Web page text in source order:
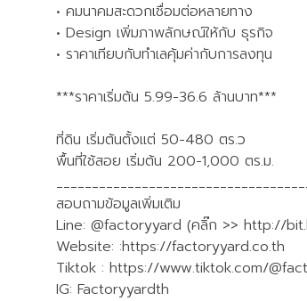
• คมนาคมสะดวกเชื่อมต่อหลายทาง
• Design เพิ่มภาพลักษณ์ให้กับ ธุรกิจ
• ราคาเทียบกับทำเลคุ้มค่ากับการลงทุน
***ราคาเริ่มต้น 5.99-36.6 ล้านบาท***
ที่ดิน เริ่มต้นตั้งแต่ 50-480 ตร.ว
พื้นที่ใช้สอย เริ่มต้น 200-1,000 ตร.ม.
สอบถามข้อมูลเพิ่มเติม
Line: @factoryyard (คลิ๊ก >> http://
Website: :https://factoryyard.co.th
Tiktok : https://www.tiktok.com/
IG: Factoryyardth